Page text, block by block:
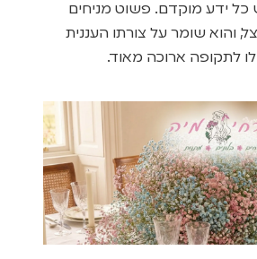
כל ידע מוקדם. פשוט מניחים
והוא שומר על צורתו העננית
לתקופה ארוכה מאוד.